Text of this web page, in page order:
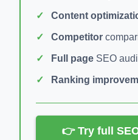
Content
Competitor
Full page SEO
Ranking
👉 Try full